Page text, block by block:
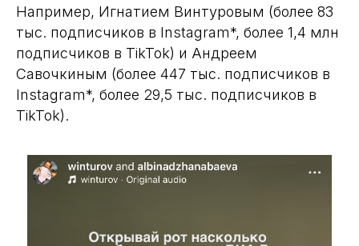
Например, Игнатием Винтуровым (более 83
тыс. подписчиков в Instagram*, более 1,4 млн
подписчиков в TikTok) и Андреем
Савочкиным (более 447 тыс. подписчиков в
Instagram*, более 29,5 тыс. подписчиков в
TikTok).